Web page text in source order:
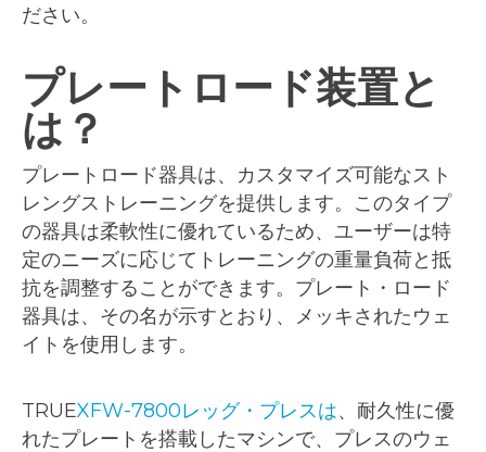
ださい。
プレートロード装置と
は？
プレートロード器具は、カスタマイズ可能なスト
レングストレーニングを提供します。このタイプ
の器具は柔軟性に優れているため、ユーザーは特
定のニーズに応じてトレーニングの重量負荷と抵
抗を調整することができます。プレート・ロード
器具は、その名が示すとおり、メッキされたウェ
イトを使用します。
TRUEXFW-7800レッグ・プレスは、耐久性に優
れたプレートを搭載したマシンで、プレスのウェ